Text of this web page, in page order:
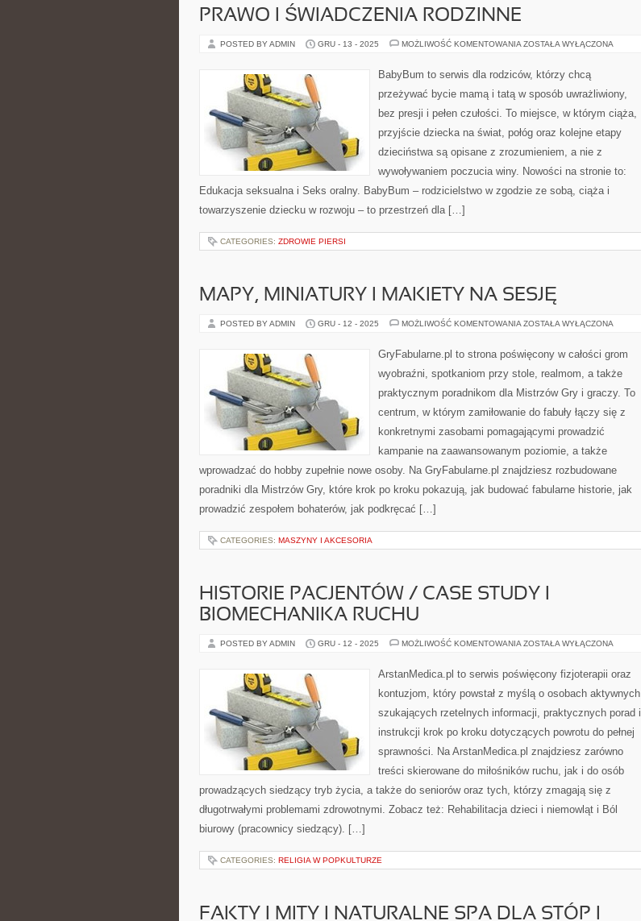
PRAWO I ŚWIADCZENIA RODZINNE
POSTED BY ADMIN GRU - 13 - 2025 MOŻLIWOŚĆ KOMENTOWANIA PRAWO
RODZINNE
ZOSTAŁA WYŁĄCZONA
BabyBum to serwis dla rodziców, którzy chcą
przeżywać bycie mamą i tatą w sposób uwrażliwiony,
bez presji i pełen czułości. To miejsce, w którym ciąża,
przyjście dziecka na świat, połóg oraz kolejne etapy
dzieciństwa są opisane z zrozumieniem, a nie z
wywoływaniem poczucia winy. Nowości na stronie to:
Edukacja seksualna i Seks oralny. BabyBum – rodzicielstwo w zgodzie ze sobą, ciąża i
towarzyszenie dziecku w rozwoju – to przestrzeń dla […]
CATEGORIES: ZDROWIE PIERSI
MAPY, MINIATURY I MAKIETY NA SESJĘ
POSTED BY ADMIN GRU - 12 - 2025 MOŻLIWOŚĆ KOMENTOWANIA MAPY,
MAKIETY
NA
ZOSTAŁA WYŁĄCZONA
GryFabularne.pl to strona poświęcony w całości grom
wyobraźni, spotkaniom przy stole, realmom, a także
praktycznym poradnikom dla Mistrzów Gry i graczy. To
centrum, w którym zamiłowanie do fabuły łączy się z
konkretnymi zasobami pomagającymi prowadzić
kampanie na zaawansowanym poziomie, a także
wprowadzać do hobby zupełnie nowe osoby. Na GryFabularne.pl znajdziesz rozbudowane
poradniki dla Mistrzów Gry, które krok po kroku pokazują, jak budować fabularne historie, jak
prowadzić zespołem bohaterów, jak podkręcać […]
CATEGORIES: MASZYNY I AKCESORIA
HISTORIE PACJENTÓW / CASE STUDY I
BIOMECHANIKA RUCHU
POSTED BY ADMIN GRU - 12 - 2025 MOŻLIWOŚĆ KOMENTOWANIA HISTORIE
CASE
STUDY
BIOMECHANIKA
ZOSTAŁA WYŁĄCZONA
ArstanMedica.pl to serwis poświęcony fizjoterapii oraz
kontuzjom, który powstał z myślą o osobach aktywnych
szukających rzetelnych informacji, praktycznych porad i
instrukcji krok po kroku dotyczących powrotu do pełnej
sprawności. Na ArstanMedica.pl znajdziesz zarówno
treści skierowane do miłośników ruchu, jak i do osób
prowadzących siedzący tryb życia, a także do seniorów oraz tych, którzy zmagają się z
długotrwałymi problemami zdrowotnymi. Zobacz też: Rehabilitacja dzieci i niemowląt i Ból
biurowy (pracownicy siedzący). […]
CATEGORIES: RELIGIA W POPKULTURZE
FAKTY I MITY I NATURALNE SPA DLA STÓP I